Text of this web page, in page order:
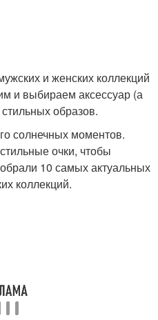
и женских коллекций
и выбираем аксессуар (а
образов.
солнечных моментов.
очки, чтобы
10 самых актуальных
коллекций.